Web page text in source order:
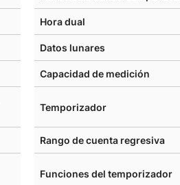
Hora dual
Datos lunares
Capacidad de medición
Temporizador
Rango de cuenta regresiva
Funciones del temporizador